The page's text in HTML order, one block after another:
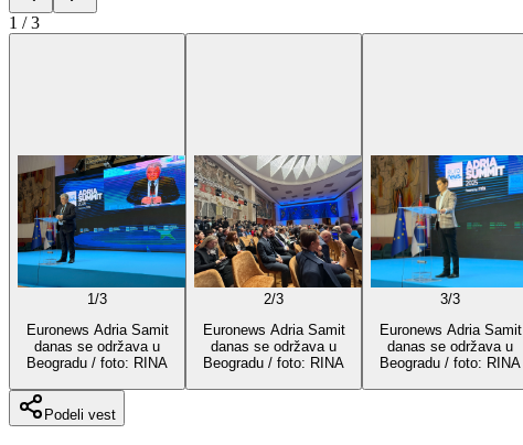
1 /3
1 /3
Euronews Adria Samit
danas se održava u
Beogradu / foto: RINA
2/3
Euronews Adria Samit
danas se održava u
Beogradu / foto: RINA
3/3
Euronews Adria Samit
danas se održava u
Beogradu / foto: RINA
Podeli vest